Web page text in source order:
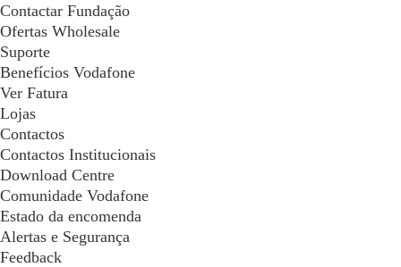
Contactar Fundação
Ofertas Wholesale
Suporte
Benefícios Vodafone
Ver Fatura
Lojas
Contactos
Contactos Institucionais
Download Centre
Comunidade Vodafone
Estado da encomenda
Alertas e Segurança
Feedback